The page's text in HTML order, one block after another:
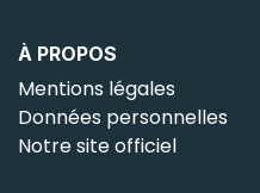
À PROPOS
Mentions légales
Données personnelles
Notre site officiel